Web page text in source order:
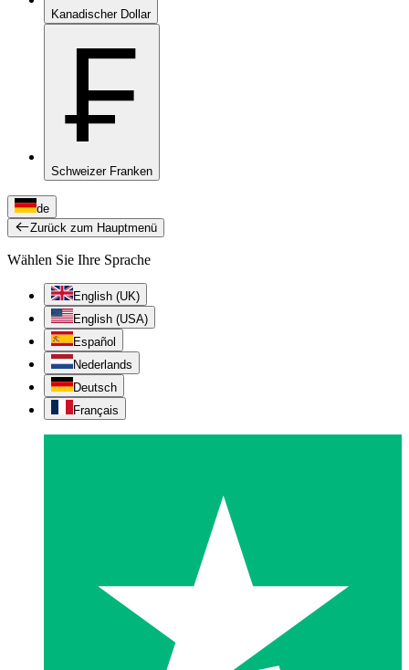
Kanadischer Dollar
₣
Schweizer Franken
de
Zurück zum Hauptmenü
Wählen Sie Ihre Sprache
English (UK)
English (USA)
Español
Nederlands
Deutsch
Français